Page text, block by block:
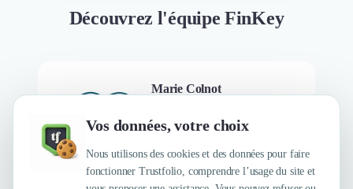
Vos données, votre choix
Nous utilisons des cookies et des données pour faire
fonctionner Trustfolio, comprendre l’usage du site et
Découvrez l'équipe FinKey
Marie Colnot